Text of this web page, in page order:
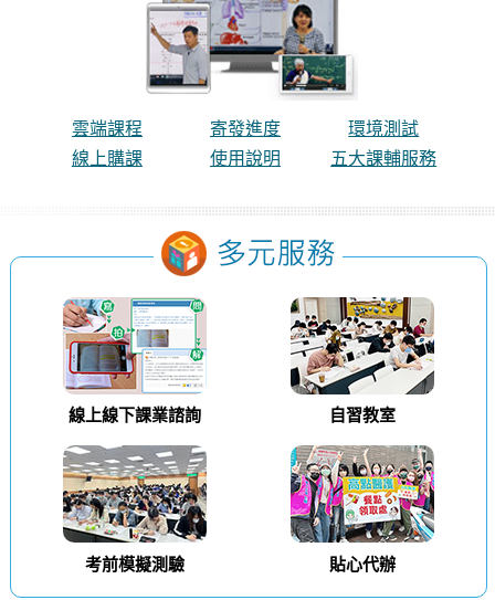
雲端課程 寄發進度
環境測試
線上購課
使用說明 五大課輔服務
線上線下課業諮詢 自習教室
考前模擬測驗 貼心代辦